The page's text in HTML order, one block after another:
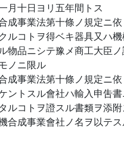
月十日ヨリ五年間トス
成事業法第十條ノ規定ニ
ルコトヲ得ベキ器具又ハ
物品ニシテ豫メ商工大臣
ノニ限ル
成事業法第十條ノ規定ニ
ントスル會社ハ輸入申吿
ルコトヲ證スル書類ヲ添
合成事業會社ノ名ヲ以テス